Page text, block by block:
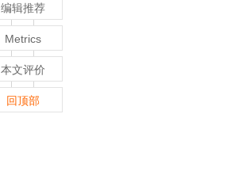
编辑推荐
Metrics
本文评价
回顶部